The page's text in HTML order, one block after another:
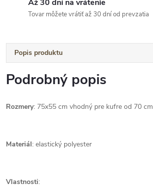
Až 30 dní na vrátenie
Tovar môžete vrátiť až 30 dní od prevzatia
Popis produktu
Podrobný popis
Rozmery: 75x55 cm vhodný pre kufre od 70 cm
Materiál: elastický polyester
Vlastnosti: